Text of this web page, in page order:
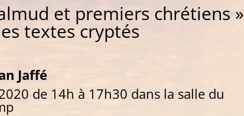
et premiers chrétiens »
textes cryptés
Jaffé
de 14h à 17h30 dans la salle du